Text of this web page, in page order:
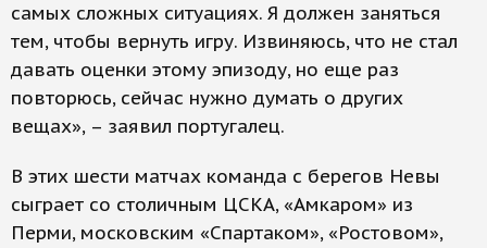
самых сложных ситуациях. Я должен заняться
тем, чтобы вернуть игру. Извиняюсь, что не стал
давать оценки этому эпизоду, но еще раз
повторюсь, сейчас нужно думать о других
вещах», – заявил португалец.
В этих шести матчах команда с берегов Невы
сыграет со столичным ЦСКА, «Амкаром» из
Перми, московским «Спартаком», «Ростовом»,